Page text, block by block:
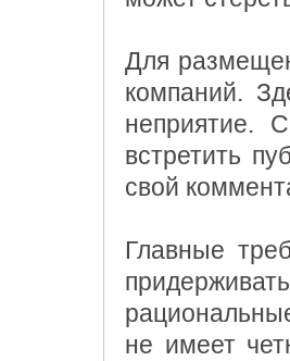
Для
компаний.
неприятие.
встретить
свой
Главные
не имеет